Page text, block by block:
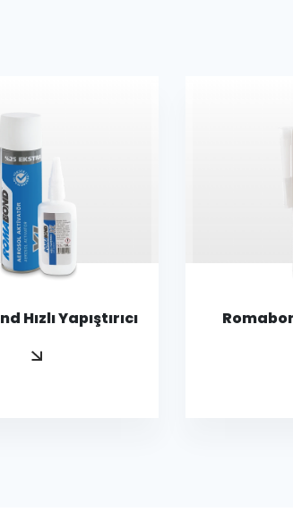
Hızlı Yapıştırıcı